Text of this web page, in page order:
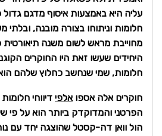
עליה היא באמצעות איסוף מדגם
חלומות וניתוחו בצורה מובנה, ובלתי
מחוייבת מראש לשום משנה תיאורטית
היחידים שעשו זאת היו החוקרים
חלומות, שמי שנחשב כחלוץ שלהם הוא
חוקרים אלה אספואלפי דיווחי
הפרטני והמדוקדק ביותר הוא על פי
הול וואן דה-קסטל שהוצגה יחד עם